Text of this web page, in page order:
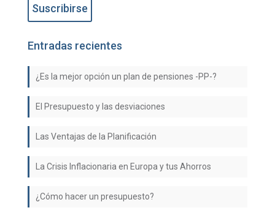
Entradas recientes
¿Es la mejor opción un plan de pensiones -PP-?
El Presupuesto y las desviaciones
Las Ventajas de la Planificación
La Crisis Inflacionaria en Europa y tus Ahorros
¿Cómo hacer un presupuesto?